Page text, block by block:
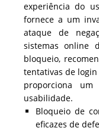
experiência do
fornece a um
ataque de
sistemas online
bloqueio,
tentativas de
proporciona
usabilidade.
Bloqueio de
eficazes de